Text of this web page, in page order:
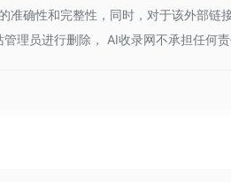
确性和完整性，同时，对于该外部
理员进行删除， AI收录网不承担任何责